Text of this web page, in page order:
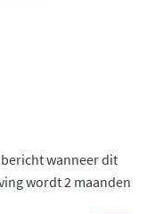
wanneer dit
wordt 2 maanden